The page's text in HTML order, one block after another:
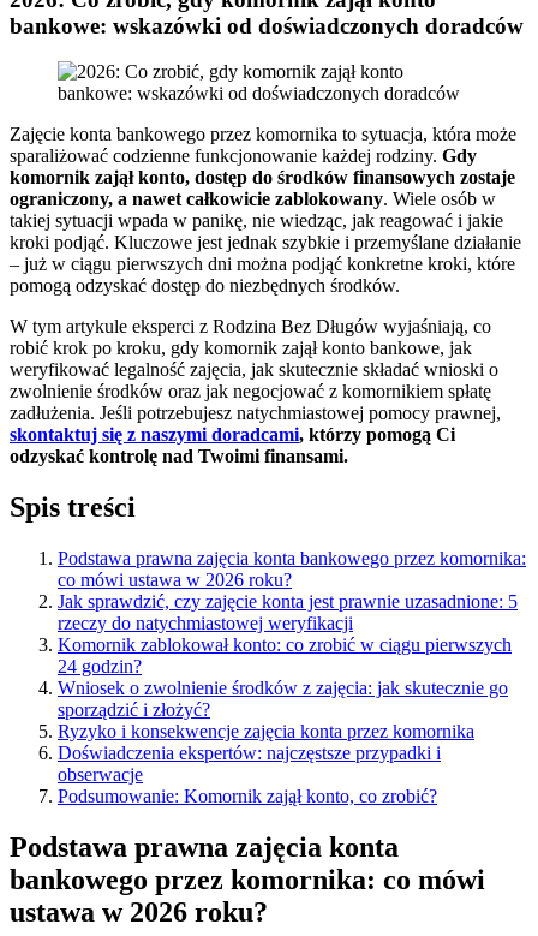
bankowe: wskazówki od doświadczonych doradców
Zajęcie konta bankowego przez komornika to sytuacja, która może
sparaliżować codzienne funkcjonowanie każdej rodziny. Gdy
komornik zajął konto, dostęp do środków finansowych zostaje
ograniczony, a nawet całkowicie zablokowany. Wiele osób w
takiej sytuacji wpada w panikę, nie wiedząc, jak reagować i jakie
kroki podjąć. Kluczowe jest jednak szybkie i przemyślane działanie
– już w ciągu pierwszych dni można podjąć konkretne kroki, które
pomogą odzyskać dostęp do niezbędnych środków.
W tym artykule eksperci z Rodzina Bez Długów wyjaśniają, co
robić krok po kroku, gdy komornik zajął konto bankowe, jak
weryfikować legalność zajęcia, jak skutecznie składać wnioski o
zwolnienie środków oraz jak negocjować z komornikiem spłatę
zadłużenia. Jeśli potrzebujesz natychmiastowej pomocy prawnej,
skontaktuj się z naszymi doradcami, którzy pomogą Ci
odzyskać kontrolę nad Twoimi finansami.
Spis treści
Podstawa prawna zajęcia konta bankowego przez komornika:
co mówi ustawa w 2026 roku?
Jak sprawdzić, czy zajęcie konta jest prawnie uzasadnione: 5
rzeczy do natychmiastowej weryfikacji
Komornik zablokował konto: co zrobić w ciągu pierwszych
24 godzin?
Wniosek o zwolnienie środków z zajęcia: jak skutecznie go
sporządzić i złożyć?
Ryzyko i konsekwencje zajęcia konta przez komornika
Doświadczenia ekspertów: najczęstsze przypadki i
obserwacje
Podsumowanie: Komornik zajął konto, co zrobić?
Podstawa prawna zajęcia konta
bankowego przez komornika: co mówi
ustawa w 2026 roku?